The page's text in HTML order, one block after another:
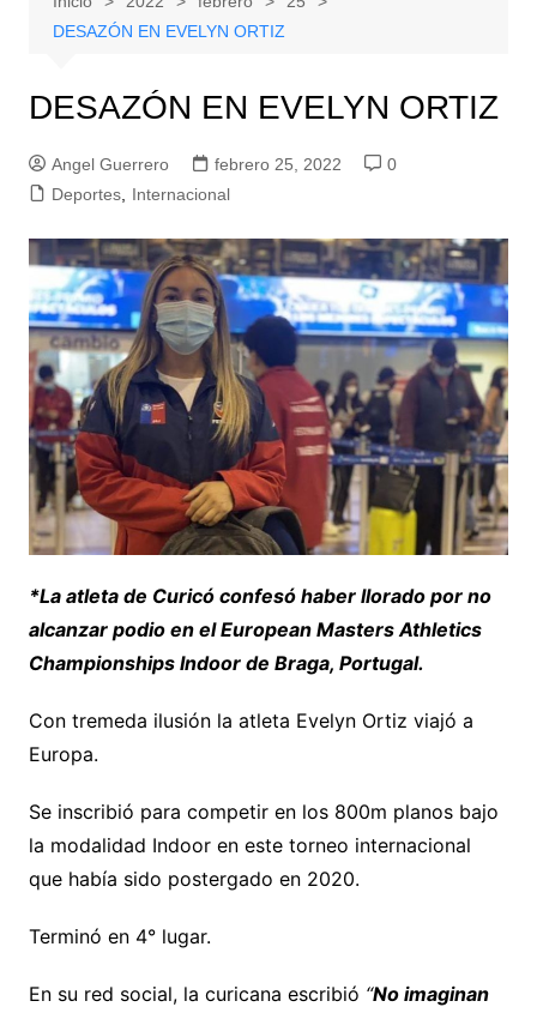
DESAZÓN EN EVELYN ORTIZ
DESAZÓN EN EVELYN ORTIZ
Angel Guerrero febrero 25, 2022
0
Deportes, Internacional
*La atleta de Curicó confesó haber llorado por no
alcanzar podio en el European Masters Athletics
Championships Indoor de Braga, Portugal.
Con tremeda ilusión la atleta Evelyn Ortiz viajó a
Europa.
Se inscribió para competir en los 800m planos bajo
la modalidad Indoor en este torneo internacional
que había sido postergado en 2020.
Terminó en 4° lugar.
En su red social, la curicana escribió “No imaginan